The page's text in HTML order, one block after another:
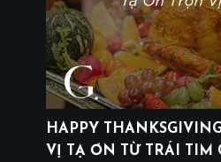
HAPPY
VỊ TẠ ƠN TỪ TRÁI TIM